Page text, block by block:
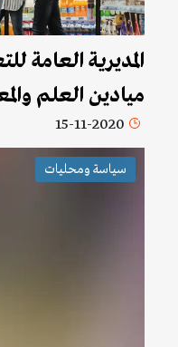
المديرية العامة
ميادين العلم
15-11-2020
سياسة ومحليات